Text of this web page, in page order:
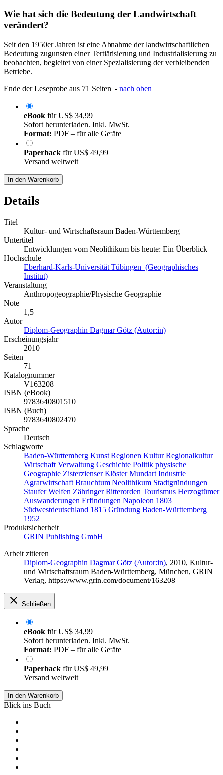
Wie hat sich die Bedeutung der Landwirtschaft
verändert?
Seit den 1950er Jahren ist eine Abnahme der landwirtschaftlichen
Bedeutung zugunsten einer Tertiärisierung und Industrialisierung zu
beobachten, begleitet von einer Spezialisierung der verbleibenden
Betriebe.
Ende der Leseprobe aus 71 Seiten - nach oben
eBook fürUS$ 34,99
Sofort herunterladen. Inkl. MwSt.
Format: PDF – für alle Geräte
Paperback fürUS$ 49,99
Versand weltweit
In den Warenkorb
Details
Titel
Kultur- und Wirtschaftsraum Baden-Württemberg
Untertitel
Entwicklungen vom Neolithikum bis heute: Ein Überblick
Hochschule
Eberhard-Karls-Universität Tübingen (Geographisches
Institut)
Veranstaltung
Anthropogeographie/Physische Geographie
Note
1,5
Autor
Diplom-Geographin Dagmar Götz (Autor:in)
Erscheinungsjahr
2010
Seiten
71
Katalognummer
V163208
ISBN (eBook)
9783640801510
ISBN (Buch)
9783640802470
Sprache
Deutsch
Schlagworte
Baden-Württemberg Kunst Regionen Kultur Regionalkultur
Wirtschaft Verwaltung Geschichte Politik physische
Geographie Zisterzienser Klöster Mundart Industrie
Agrarwirtschaft Brauchtum Neolithikum Stadtgründungen
Staufer Welfen Zähringer Ritterorden Tourismus Herzogtümer
Auswanderungen Erfindungen Napoleon 1803
Südwestdeutschland 1815 Gründung Baden-Württemberg
1952
Produktsicherheit
GRIN Publishing GmbH
Arbeit zitieren
Diplom-Geographin Dagmar Götz (Autor:in), 2010, Kultur-
und Wirtschaftsraum Baden-Württemberg, München, GRIN
Verlag, https://www.grin.com/document/163208
Schließen
eBook fürUS$ 34,99
Sofort herunterladen. Inkl. MwSt.
Format: PDF – für alle Geräte
Paperback fürUS$ 49,99
Versand weltweit
In den Warenkorb
Blick ins Buch